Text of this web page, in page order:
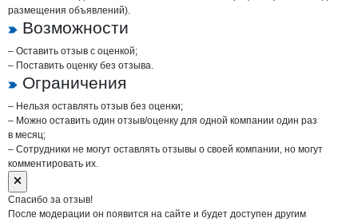
размещения объявлений).
Возможности
– Оставить отзыв с оценкой;
– Поставить оценку без отзыва.
Ограничения
– Нельзя оставлять отзыв без оценки;
– Можно оставить один отзыв/оценку для одной компании один раз
в месяц;
– Сотрудники не могут оставлять отзывы о своей компании, но могут
комментировать их.
Спасибо за отзыв!
После модерации он появится на сайте и будет доступен другим